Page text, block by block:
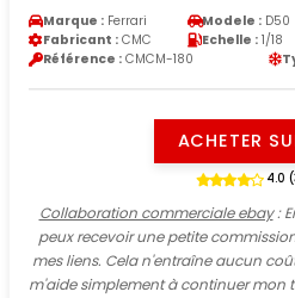
Marque : Ferrari Modele : D50
Fabricant : CMC Echelle : 1/18
Référence : CMCM-180
ACHETER
4.0
Collaboration commerciale ebay:
peux recevoir une petite
mes liens. Cela n'entraîne aucun
m'aide simplement à continuer mon